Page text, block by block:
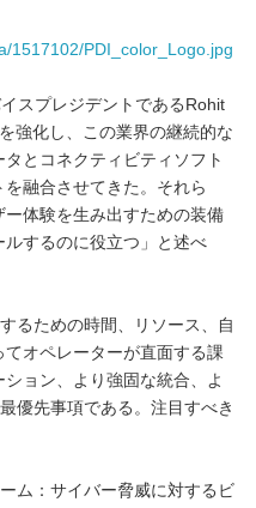
1517102/PDI_color_Logo.jpg
スプレジデントであるRohit
強化し、この業界の継続的な
とコネクティビティソフト
融合させてきた。それら
体験を生み出すための装備
するのに役立つ」と述べ
るための時間、リソース、自
オペレーターが直面する課
ョン、より強固な統合、よ
優先事項である。注目すべき
ム：サイバー脅威に対するビ